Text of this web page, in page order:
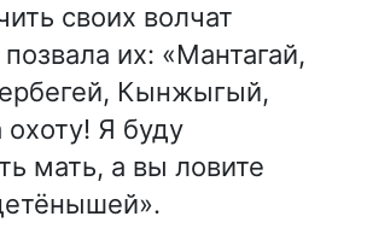
своих волчат
их: «Мантагай,
Кынжыгый,
Я буду
мать, а вы ловите